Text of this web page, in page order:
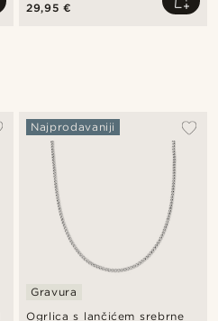
29,95 €
Ogrlica s lančićem srebrne
Najprodavaniji
Gravura